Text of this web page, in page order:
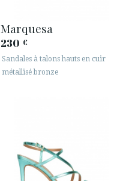
Marquesa
230 €
Sandales à talons hauts en cuir
métallisé bronze